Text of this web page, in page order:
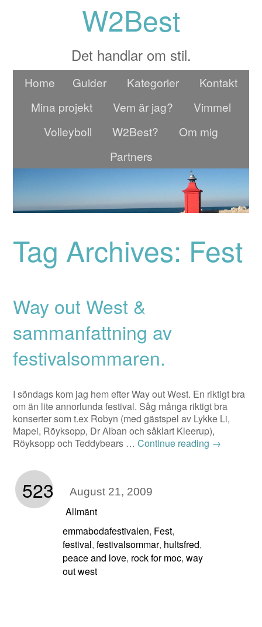
W2Best
Det handlar om stil.
Home Guider Kategorier
Kontakt
Mina projekt
Vem är jag?
Vimmel
Volleyboll
W2Best?
Om mig
Partners
Tag Archives: Fest
Way out West &
sammanfattning av
festivalsommaren.
I söndags kom jag hem efter Way out West. En riktigt bra
om än lite annorlunda festival. Såg många riktigt bra
konserter som t.ex Robyn (med gästspel av Lykke Li,
Mapei, Röyksopp, Dr Alban och såklart Kleerup),
Röyksopp och Teddybears …Continue reading →
523 August 21, 2009
Allmänt
emmabodafestivalen, Fest,
festival,festivalsommar, hultsfred,
peace and love, rock for moc,way
out west